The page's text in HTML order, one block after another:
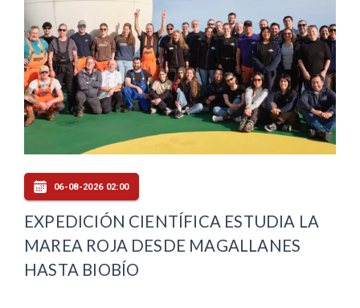
06-08-2026 02:00
EXPEDICIÓN CIENTÍFICA ESTUDIA LA
MAREA ROJA DESDE MAGALLANES
HASTA BIOBÍO